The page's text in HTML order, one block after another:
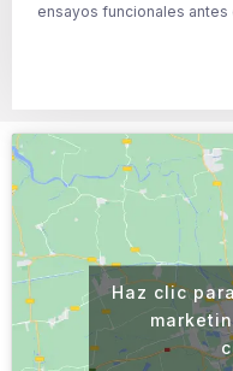
ensayos funcionales antes
Haz clic